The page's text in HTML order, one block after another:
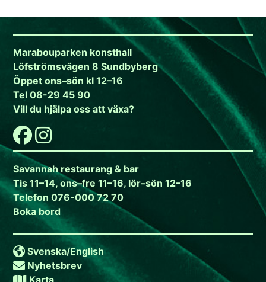
Marabouparken konsthall
Löfströmsvägen 8 Sundbyberg
Öppet ons–sön kl 12–16
Tel 08-29 45 90
Vill du hjälpa oss att växa?
Savannah restaurang & bar
Tis 11–14, ons–fre 11–16, lör–sön 12–16
Telefon 076-000 72 70
Boka bord
Svenska/English
Nyhetsbrev